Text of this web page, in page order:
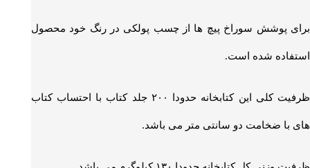
برای پوشش سوراخ پیچ ها از چسب پولکی در رنگ خود محصول
استفاده شده است.
ظرفیت کلی این کتابخانه حدودا ۲۰۰ جلد کتاب با احتساب کتاب
های با ضخامت دو سانتی متر می باشد.